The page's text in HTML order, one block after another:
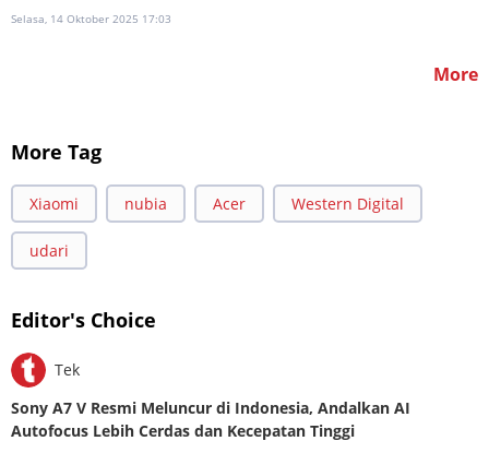
Selasa, 14 Oktober 2025 17:03
More
More Tag
Xiaomi nubia Acer Western Digital
udari
Editor's Choice
Tek
Sony A7 V Resmi Meluncur di Indonesia, Andalkan AI
Autofocus Lebih Cerdas dan Kecepatan Tinggi